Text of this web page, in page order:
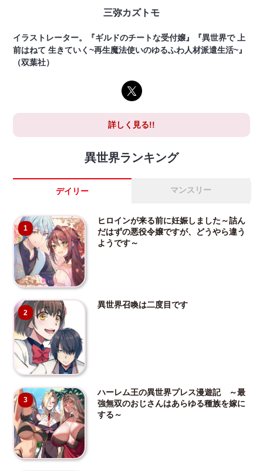
三弥カズトモ
イラストレーター。『ギルドのチートな受付嬢』『異世界で 上
前はねて 生きていく~再生魔法使いのゆるふわ人材派遣生活~』
（双葉社）
詳しく見る!!
異世界ランキング
デイリー マンスリー
1
ヒロインが来る前に妊娠しました～詰ん
だはずの悪役令嬢ですが、どうやら違う
ようです～
2
異世界召喚は二度目です
3
ハーレム王の異世界プレス漫遊記 ～最
強無双のおじさんはあらゆる種族を嫁に
する～